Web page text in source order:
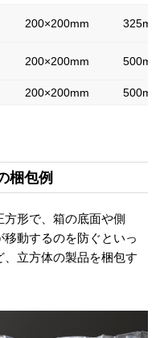
200×200mm 325m
200×200mm 500m
200×200mm 500m
梱包例
方形で、箱の底面や側
動するのを防ぐといっ
立方体の製品を梱包す